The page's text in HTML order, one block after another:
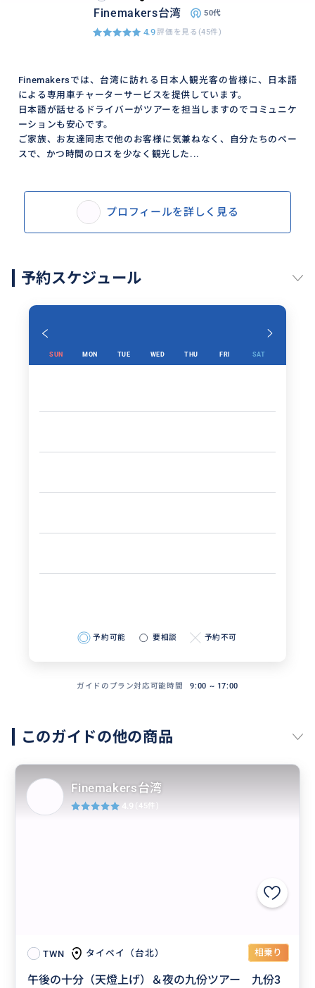
Finemakers台湾 50代
4.9評価を見る(45件)
Finemakersでは、台湾に訪れる日本人観光客の皆様に、日本語
による専用車チャーターサービスを提供しています。
日本語が話せるドライバーがツアーを担当しますのでコミュニケ
ーションも安心です。
ご家族、お友達同志で他のお客様に気兼ねなく、自分たちのペー
スで、かつ時間のロスを少なく観光した...
プロフィールを詳しく見る
予約スケジュール
SUN MON TUE WED THU FRI SAT
予約可能 要相談 予約不可
ガイドのプラン対応可能時間 9:00 ~ 17:00
このガイドの他の商品
TWN タイペイ（台北） 相乗り
午後の十分（天燈上げ）＆夜の九份ツアー 九份3
Finemakers台湾
4.9 (45件)